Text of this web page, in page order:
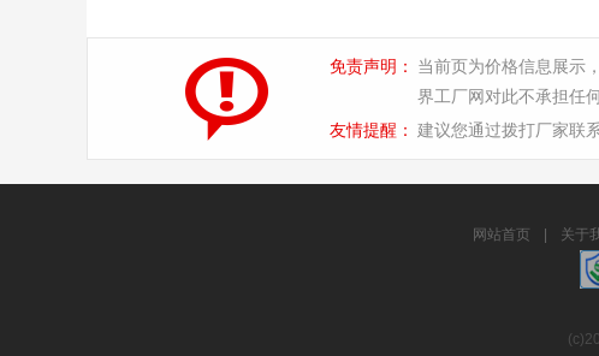
免责声明：
当前页为价格信息展示
界工厂网对此不承担任
友情提醒： 建议您通过拨打厂家联
网站首页 关于